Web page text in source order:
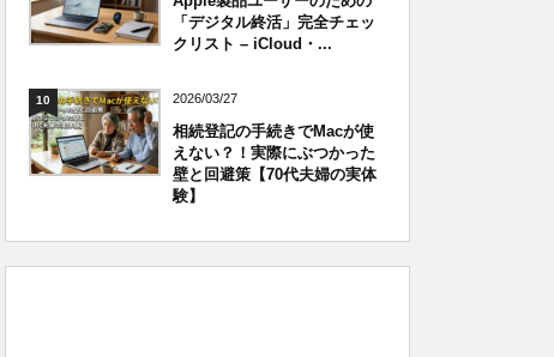
「デジタル終活」完全チェッ
クリスト – iCloud・...
10 2026/03/27
相続登記の手続きでMacが使
えない？！実際にぶつかった
壁と回避策【70代夫婦の実体
験】